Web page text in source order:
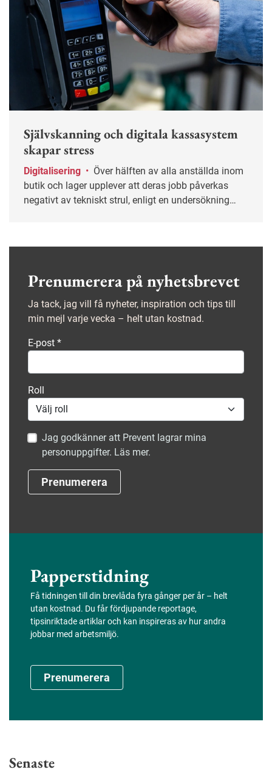
Självskanning och digitala kassasystem
skapar stress
Digitalisering •
butik och lager upplever att deras jobb påverkas
negativt av tekniskt strul, enligt en undersökning
Prenumerera på nyhetsbrevet
Ja tack, jag vill få nyheter, inspiration och tips till
min mejl varje vecka – helt utan kostnad.
E-post *
Roll
Jag godkänner att Prevent lagrar mina
personuppgifter. Läs mer.
Prenumerera
Papperstidning
Få tidningen till din brevlåda fyra gånger per år – helt
utan kostnad. Du får fördjupande reportage,
tipsinriktade artiklar och kan inspireras av hur andra
jobbar med arbetsmiljö.
Prenumerera
Senaste